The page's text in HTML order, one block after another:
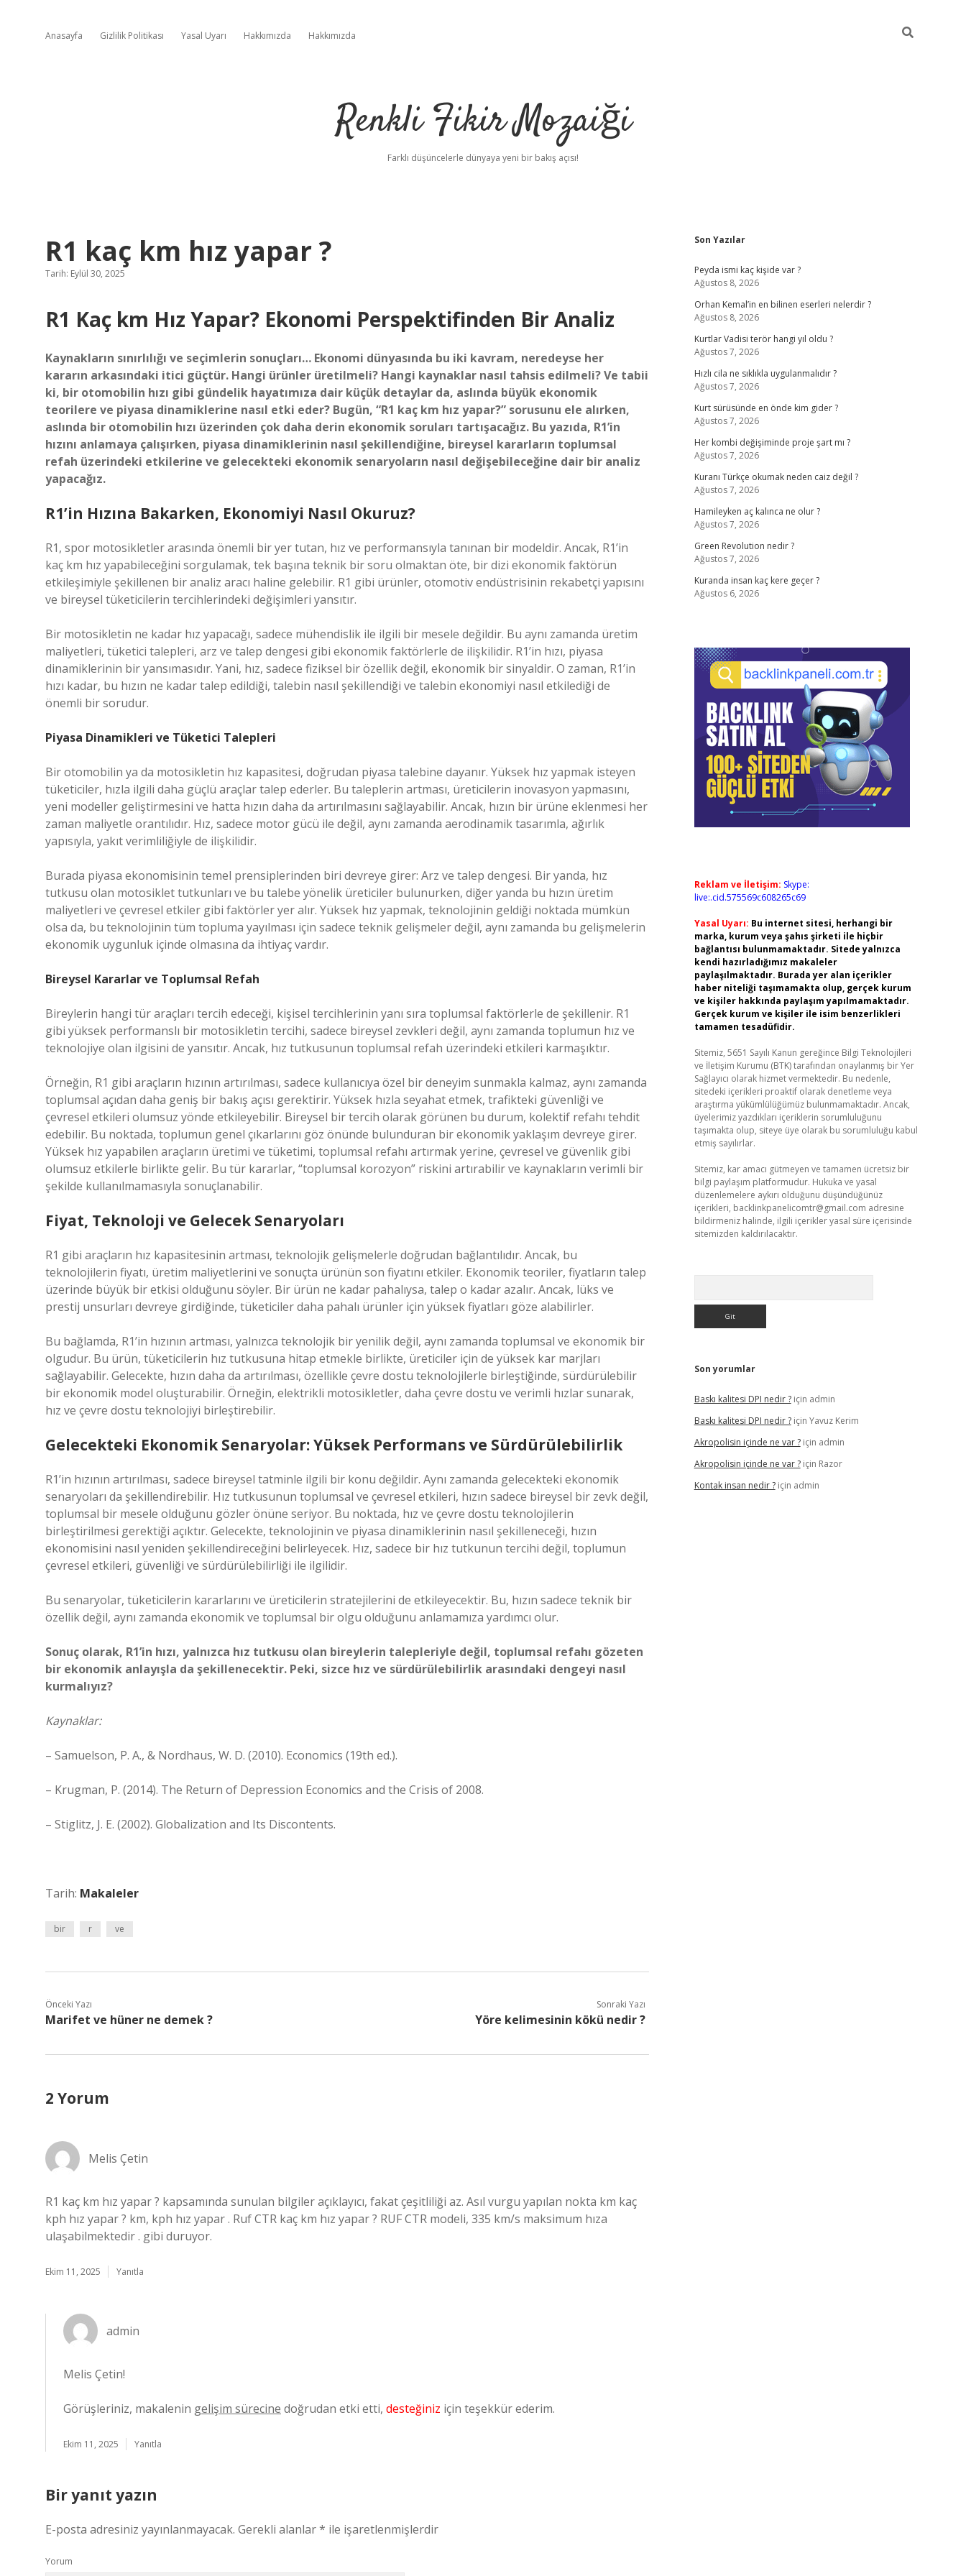
Anasayfa Gizlilik Politikası Yasal Uyarı Hakkımızda Hakkımızda
Renkli Fikir Mozaiği
Farklı düşüncelerle dünyaya yeni bir bakış açısı!
R1 kaç km hız yapar ?
Tarih: Eylül 30, 2025
R1 Kaç km Hız Yapar? Ekonomi Perspektifinden Bir Analiz
Kaynakların sınırlılığı ve seçimlerin sonuçları… Ekonomi dünyasında bu iki kavram, neredeyse her
kararın arkasındaki itici güçtür. Hangi ürünler üretilmeli? Hangi kaynaklar nasıl tahsis edilmeli? Ve tabii
ki, bir otomobilin hızı gibi gündelik hayatımıza dair küçük detaylar da, aslında büyük ekonomik
teorilere ve piyasa dinamiklerine nasıl etki eder? Bugün, “R1 kaç km hız yapar?” sorusunu ele alırken,
aslında bir otomobilin hızı üzerinden çok daha derin ekonomik soruları tartışacağız. Bu yazıda, R1’in
hızını anlamaya çalışırken, piyasa dinamiklerinin nasıl şekillendiğine, bireysel kararların toplumsal
refah üzerindeki etkilerine ve gelecekteki ekonomik senaryoların nasıl değişebileceğine dair bir analiz
yapacağız.
R1’in Hızına Bakarken, Ekonomiyi Nasıl Okuruz?
R1, spor motosikletler arasında önemli bir yer tutan, hız ve performansıyla tanınan bir modeldir. Ancak, R1’in
kaç km hız yapabileceğini sorgulamak, tek başına teknik bir soru olmaktan öte, bir dizi ekonomik faktörün
etkileşimiyle şekillenen bir analiz aracı haline gelebilir. R1 gibi ürünler, otomotiv endüstrisinin rekabetçi yapısını
ve bireysel tüketicilerin tercihlerindeki değişimleri yansıtır.
Bir motosikletin ne kadar hız yapacağı, sadece mühendislik ile ilgili bir mesele değildir. Bu aynı zamanda üretim
maliyetleri, tüketici talepleri, arz ve talep dengesi gibi ekonomik faktörlerle de ilişkilidir. R1’in hızı, piyasa
dinamiklerinin bir yansımasıdır. Yani, hız, sadece fiziksel bir özellik değil, ekonomik bir sinyaldir. O zaman, R1’in
hızı kadar, bu hızın ne kadar talep edildiği, talebin nasıl şekillendiği ve talebin ekonomiyi nasıl etkilediği de
önemli bir sorudur.
Piyasa Dinamikleri ve Tüketici Talepleri
Bir otomobilin ya da motosikletin hız kapasitesi, doğrudan piyasa talebine dayanır. Yüksek hız yapmak isteyen
tüketiciler, hızla ilgili daha güçlü araçlar talep ederler. Bu taleplerin artması, üreticilerin inovasyon yapmasını,
yeni modeller geliştirmesini ve hatta hızın daha da artırılmasını sağlayabilir. Ancak, hızın bir ürüne eklenmesi her
zaman maliyetle orantılıdır. Hız, sadece motor gücü ile değil, aynı zamanda aerodinamik tasarımla, ağırlık
yapısıyla, yakıt verimliliğiyle de ilişkilidir.
Burada piyasa ekonomisinin temel prensiplerinden biri devreye girer: Arz ve talep dengesi. Bir yanda, hız
tutkusu olan motosiklet tutkunları ve bu talebe yönelik üreticiler bulunurken, diğer yanda bu hızın üretim
maliyetleri ve çevresel etkiler gibi faktörler yer alır. Yüksek hız yapmak, teknolojinin geldiği noktada mümkün
olsa da, bu teknolojinin tüm topluma yayılması için sadece teknik gelişmeler değil, aynı zamanda bu gelişmelerin
ekonomik uygunluk içinde olmasına da ihtiyaç vardır.
Bireysel Kararlar ve Toplumsal Refah
Bireylerin hangi tür araçları tercih edeceği, kişisel tercihlerinin yanı sıra toplumsal faktörlerle de şekillenir. R1
gibi yüksek performanslı bir motosikletin tercihi, sadece bireysel zevkleri değil, aynı zamanda toplumun hız ve
teknolojiye olan ilgisini de yansıtır. Ancak, hız tutkusunun toplumsal refah üzerindeki etkileri karmaşıktır.
Örneğin, R1 gibi araçların hızının artırılması, sadece kullanıcıya özel bir deneyim sunmakla kalmaz, aynı zamanda
toplumsal açıdan daha geniş bir bakış açısı gerektirir. Yüksek hızla seyahat etmek, trafikteki güvenliği ve
çevresel etkileri olumsuz yönde etkileyebilir. Bireysel bir tercih olarak görünen bu durum, kolektif refahı tehdit
edebilir. Bu noktada, toplumun genel çıkarlarını göz önünde bulunduran bir ekonomik yaklaşım devreye girer.
Yüksek hız yapabilen araçların üretimi ve tüketimi, toplumsal refahı artırmak yerine, çevresel ve güvenlik gibi
olumsuz etkilerle birlikte gelir. Bu tür kararlar, “toplumsal korozyon” riskini artırabilir ve kaynakların verimli bir
şekilde kullanılmamasıyla sonuçlanabilir.
Fiyat, Teknoloji ve Gelecek Senaryoları
R1 gibi araçların hız kapasitesinin artması, teknolojik gelişmelerle doğrudan bağlantılıdır. Ancak, bu
teknolojilerin fiyatı, üretim maliyetlerini ve sonuçta ürünün son fiyatını etkiler. Ekonomik teoriler, fiyatların talep
üzerinde büyük bir etkisi olduğunu söyler. Bir ürün ne kadar pahalıysa, talep o kadar azalır. Ancak, lüks ve
prestij unsurları devreye girdiğinde, tüketiciler daha pahalı ürünler için yüksek fiyatları göze alabilirler.
Bu bağlamda, R1’in hızının artması, yalnızca teknolojik bir yenilik değil, aynı zamanda toplumsal ve ekonomik bir
olgudur. Bu ürün, tüketicilerin hız tutkusuna hitap etmekle birlikte, üreticiler için de yüksek kar marjları
sağlayabilir. Gelecekte, hızın daha da artırılması, özellikle çevre dostu teknolojilerle birleştiğinde, sürdürülebilir
bir ekonomik model oluşturabilir. Örneğin, elektrikli motosikletler, daha çevre dostu ve verimli hızlar sunarak,
hız ve çevre dostu teknolojiyi birleştirebilir.
Gelecekteki Ekonomik Senaryolar: Yüksek Performans ve Sürdürülebilirlik
R1’in hızının artırılması, sadece bireysel tatminle ilgili bir konu değildir. Aynı zamanda gelecekteki ekonomik
senaryoları da şekillendirebilir. Hız tutkusunun toplumsal ve çevresel etkileri, hızın sadece bireysel bir zevk değil,
toplumsal bir mesele olduğunu gözler önüne seriyor. Bu noktada, hız ve çevre dostu teknolojilerin
birleştirilmesi gerektiği açıktır. Gelecekte, teknolojinin ve piyasa dinamiklerinin nasıl şekilleneceği, hızın
ekonomisini nasıl yeniden şekillendireceğini belirleyecek. Hız, sadece bir hız tutkunun tercihi değil, toplumun
çevresel etkileri, güvenliği ve sürdürülebilirliği ile ilgilidir.
Bu senaryolar, tüketicilerin kararlarını ve üreticilerin stratejilerini de etkileyecektir. Bu, hızın sadece teknik bir
özellik değil, aynı zamanda ekonomik ve toplumsal bir olgu olduğunu anlamamıza yardımcı olur.
Sonuç olarak, R1’in hızı, yalnızca hız tutkusu olan bireylerin talepleriyle değil, toplumsal refahı gözeten
bir ekonomik anlayışla da şekillenecektir. Peki, sizce hız ve sürdürülebilirlik arasındaki dengeyi nasıl
kurmalıyız?
Kaynaklar:
– Samuelson, P. A., & Nordhaus, W. D. (2010). Economics (19th ed.).
– Krugman, P. (2014). The Return of Depression Economics and the Crisis of 2008.
– Stiglitz, J. E. (2002). Globalization and Its Discontents.
Tarih: Makaleler
bir r ve
Önceki Yazı
Marifet ve hüner ne demek ?
Sonraki Yazı
Yöre kelimesinin kökü nedir ?
2 Yorum
Melis Çetin
R1 kaç km hız yapar ? kapsamında sunulan bilgiler açıklayıcı, fakat çeşitliliği az. Asıl vurgu yapılan nokta km kaç
kph hız yapar ? km, kph hız yapar . Ruf CTR kaç km hız yapar ? RUF CTR modeli, 335 km/s maksimum hıza
ulaşabilmektedir . gibi duruyor.
Ekim 11, 2025 Yanıtla
admin
Melis Çetin!
Görüşleriniz, makalenin gelişim sürecine doğrudan etki etti, desteğiniz için teşekkür ederim.
Ekim 11, 2025 Yanıtla
Bir yanıt yazın
E-posta adresiniz yayınlanmayacak. Gerekli alanlar* ile işaretlenmişlerdir
Yorum
Sidebar
Son Yazılar
Peyda ismi kaç kişide var ?
Ağustos 8, 2026
Orhan Kemal’in en bilinen eserleri nelerdir ?
Ağustos 8, 2026
Kurtlar Vadisi terör hangi yıl oldu ?
Ağustos 7, 2026
Hızlı cila ne sıklıkla uygulanmalıdır ?
Ağustos 7, 2026
Kurt sürüsünde en önde kim gider ?
Ağustos 7, 2026
Her kombi değişiminde proje şart mı ?
Ağustos 7, 2026
Kuranı Türkçe okumak neden caiz değil ?
Ağustos 7, 2026
Hamileyken aç kalınca ne olur ?
Ağustos 7, 2026
Green Revolution nedir ?
Ağustos 7, 2026
Kuranda insan kaç kere geçer ?
Ağustos 6, 2026
Reklam ve İletişim: Skype:
live:.cid.575569c608265c69
Yasal Uyarı: Bu internet sitesi, herhangi bir
marka, kurum veya şahıs şirketi ile hiçbir
bağlantısı bulunmamaktadır. Sitede yalnızca
kendi hazırladığımız makaleler
paylaşılmaktadır. Burada yer alan içerikler
haber niteliği taşımamakta olup, gerçek kurum
ve kişiler hakkında paylaşım yapılmamaktadır.
Gerçek kurum ve kişiler ile isim benzerlikleri
tamamen tesadüfidir.
Sitemiz, 5651 Sayılı Kanun gereğince Bilgi Teknolojileri
ve İletişim Kurumu (BTK) tarafından onaylanmış bir Yer
Sağlayıcı olarak hizmet vermektedir. Bu nedenle,
sitedeki içerikleri proaktif olarak denetleme veya
araştırma yükümlülüğümüz bulunmamaktadır. Ancak,
üyelerimiz yazdıkları içeriklerin sorumluluğunu
taşımakta olup, siteye üye olarak bu sorumluluğu kabul
etmiş sayılırlar.
Sitemiz, kar amacı gütmeyen ve tamamen ücretsiz bir
bilgi paylaşım platformudur. Hukuka ve yasal
düzenlemelere aykırı olduğunu düşündüğünüz
içerikleri, backlinkpanelicomtr@gmail.com adresine
bildirmeniz halinde, ilgili içerikler yasal süre içerisinde
sitemizden kaldırılacaktır.
Son yorumlar
Baskı kalitesi DPI nedir ?için admin
Baskı kalitesi DPI nedir ?için Yavuz Kerim
Akropolisin içinde ne var ?için admin
Akropolisin içinde ne var ?için Razor
Kontak insan nedir ?için admin